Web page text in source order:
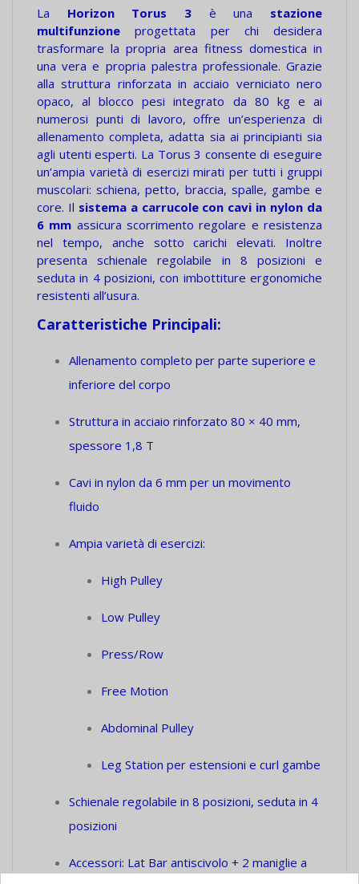
La Horizon Torus 3 è una stazione
multifunzione progettata per chi desidera
trasformare la propria area fitness domestica in
una vera e propria palestra professionale. Grazie
alla struttura rinforzata in acciaio verniciato nero
opaco, al blocco pesi integrato da 80 kg e ai
numerosi punti di lavoro, offre un’esperienza di
allenamento completa, adatta sia ai principianti sia
agli utenti esperti. La Torus 3 consente di eseguire
un’ampia varietà di esercizi mirati per tutti i gruppi
muscolari: schiena, petto, braccia, spalle, gambe e
core. Il sistema a carrucole con cavi in nylon da
6 mm assicura scorrimento regolare e resistenza
nel tempo, anche sotto carichi elevati. Inoltre
presenta schienale regolabile in 8 posizioni e
seduta in 4 posizioni, con imbottiture ergonomiche
resistenti all’usura.
Caratteristiche Principali:
Allenamento completo per parte superiore e
inferiore del corpo
Struttura in acciaio rinforzato 80 × 40 mm,
spessore 1,8 T
Cavi in nylon da 6 mm per un movimento
fluido
Ampia varietà di esercizi:
High Pulley
Low Pulley
Press/Row
Free Motion
Abdominal Pulley
Leg Station per estensioni e curl gambe
Schienale regolabile in 8 posizioni, seduta in 4
posizioni
Accessori: Lat Bar antiscivolo + 2 maniglie a